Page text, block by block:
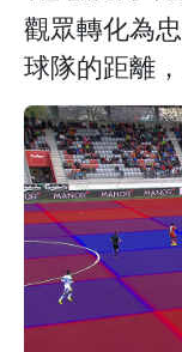
觀眾轉化為
球隊的距離